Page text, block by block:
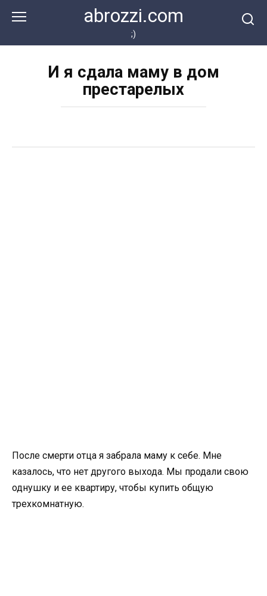
abrozzi.com
;)
И я сдала маму в дом
престарелых
После смерти отца я забрала маму к себе. Мне
казалось, что нет другого выхода. Мы продали свою
однушку и ее квартиру, чтобы купить общую
трехкомнатную.